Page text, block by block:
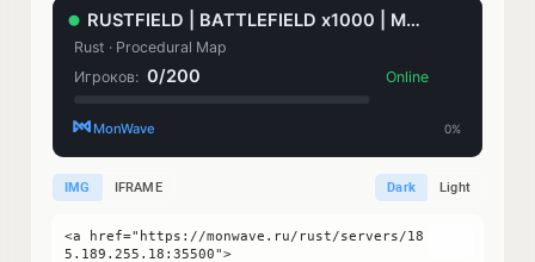
IMG IFRAME Dark Light